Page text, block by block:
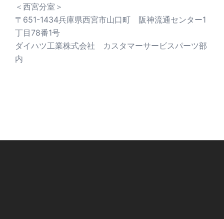
＜西宮分室＞
〒651-1434兵庫県西宮市山口町 阪神流通センター1
丁目78番1号
ダイハツ工業株式会社 カスタマーサービスパーツ部
内